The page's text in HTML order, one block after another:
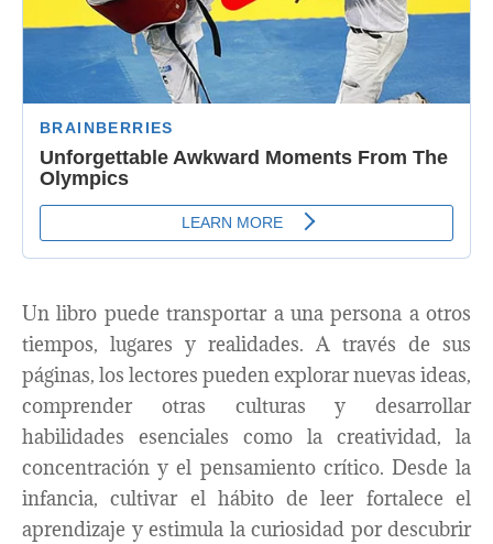
Un libro puede transportar a una persona a otros
tiempos, lugares y realidades. A través de sus
páginas, los lectores pueden explorar nuevas ideas,
comprender otras culturas y desarrollar
habilidades esenciales como la creatividad, la
concentración y el pensamiento crítico. Desde la
infancia, cultivar el hábito de leer fortalece el
aprendizaje y estimula la curiosidad por descubrir